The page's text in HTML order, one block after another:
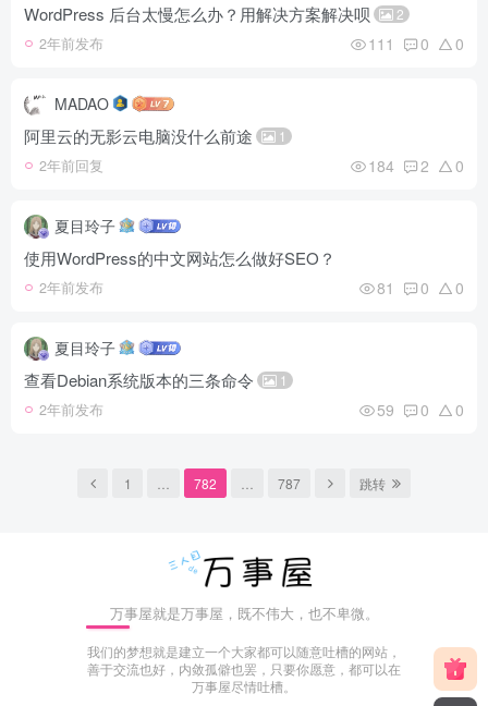
WordPress 后台太慢怎么办？用解决方案解决呗 2
2年前发布 111 0 0
MADAO
阿里云的无影云电脑没什么前途 1
2年前回复 184 2 0
夏目玲子
使用WordPress的中文网站怎么做好SEO？
2年前发布 81 0 0
夏目玲子
查看Debian系统版本的三条命令 1
2年前发布 59 0 0
1 782 787 跳转
万事屋就是万事屋，既不伟大，也不卑微。
我们的梦想就是建立一个大家都可以随意吐槽的网站，
善于交流也好，内敛孤僻也罢，只要你愿意，都可以在
万事屋尽情吐槽。